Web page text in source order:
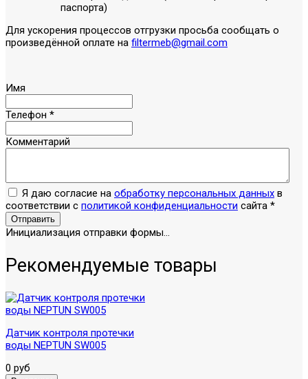
паспорта)
Для ускорения процессов отгрузки просьба сообщать о
произведённой оплате на filtermeb@gmail.com
Имя
Телефон *
Комментарий
Я даю согласие на обработку персональных данных в
соответствии с политикой конфиденциальности сайта *
Отправить
Инициализация отправки формы...
Рекомендуемые товары
Датчик контроля протечки
воды NEPTUN SW005
0 руб